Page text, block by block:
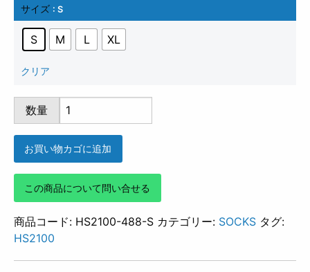
サイズ : S
S M L XL
クリア
HS2100-
488
個
数量
お買い物カゴに追加
この商品について問い合せる
商品コード: HS2100-488-S カテゴリー: SOCKS タグ:
HS2100